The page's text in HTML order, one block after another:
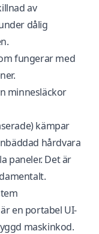
av
dålig
fungerar med
minnesläckor
kämpar
hårdvara
paneler. Det är
en portabel UI-
maskinkod.